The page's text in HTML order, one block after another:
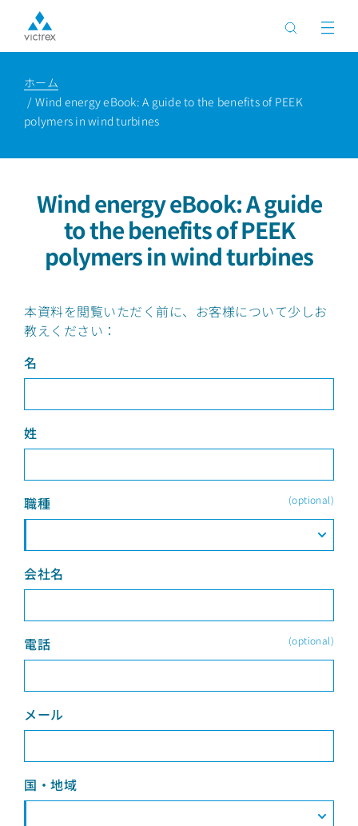
ホーム
Wind energy eBook: A guide to the benefits of PEEK
polymers in wind turbines
Wind energy eBook: A guide
to the benefits of PEEK
polymers in wind turbines
本資料を閲覧いただく前に、お客様について少しお
教えください：
名
姓
職種 (optional)
会社名
電話 (optional)
メール
国・地域